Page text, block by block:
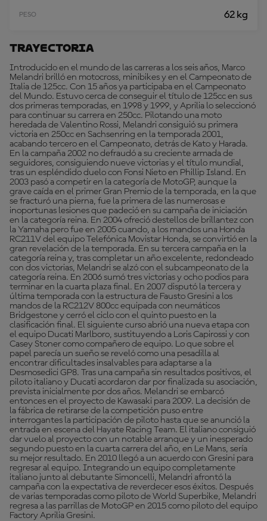
PESO 62 kg
Trayectoria
Introducido en el mundo de las carreras a los seis años, Marco
Melandri brilló en motocross, minibikes y en el Campeonato de
Italia de 125cc. Con 15 años ya participaba en el Campeonato
del Mundo. Estuvo cerca de conseguir el título de 125cc en sus
dos primeras temporadas, en 1998 y 1999, y Aprilia lo seleccionó
para continuar su carrera en 250cc. Pilotando una moto
heredada de Valentino Rossi, Melandri consiguió su primera
victoria en 250cc en Sachsenring en la temporada 2001,
acabando tercero en el Campeonato, detrás de Kato y Harada.
En la campaña 2002 no defraudó a su creciente armada de
seguidores, consiguiendo nueve victorias y el título mundial,
tras un espléndido duelo con Fonsi Nieto en Phillip Island. En
2003 pasó a competir en la categoría de MotoGP, aunque la
grave caída en el primer Gran Premio de la temporada, en la que
se fracturó una pierna, fue la primera de las numerosas e
inoportunas lesiones que padeció en su campaña de iniciación
en la categoría reina. En 2004 ofreció destellos de brillantez con
la Yamaha pero fue en 2005 cuando, a los mandos una Honda
RC211V del equipo Telefónica Movistar Honda, se convirtió en la
gran revelación de la temporada. En su tercera campaña en la
categoría reina y, tras completar un año excelente, redondeado
con dos victorias, Melandri se alzó con el subcampeonato de la
categoría reina. En 2006 sumó tres victorias y ocho podios para
terminar en la cuarta plaza final. En 2007 disputó la tercera y
última temporada con la estructura de Fausto Gresini a los
mandos de la RC212V 800cc equipada con neumáticos
Bridgestone y cerró el ciclo con el quinto puesto en la
clasificación final. El siguiente curso abrió una nueva etapa con
el equipo Ducati Marlboro, sustituyendo a Loris Capirossi y con
Casey Stoner como compañero de equipo. Lo que sobre el
papel parecía un sueño se reveló como una pesadilla al
encontrar dificultades insalvables para adaptarse a la
Desmosedici GP8. Tras una campaña sin resultados positivos, el
piloto italiano y Ducati acordaron dar por finalizada su asociación,
prevista inicialmente por dos años. Melandri se embarcó
entonces en el proyecto de Kawasaki para 2009. La decisión de
la fábrica de retirarse de la competición puso entre
interrogantes la participación de piloto hasta que se anunció la
entrada en escena del Hayate Racing Team. El italiano consiguió
dar vuelo al proyecto con un notable arranque y un inesperado
segundo puesto en la cuarta carrera del año, en Le Mans, sería
su mejor resultado. En 2010 llegó a un acuerdo con Gresini para
regresar al equipo. Integrando un equipo completamente
italiano junto al debutante Simoncelli, Melandri afrontó la
campaña con la expectativa de reverdecer esos éxitos. Después
de varias temporadas como piloto de World Superbike, Melandri
regresa a las parrillas de MotoGP en 2015 como piloto del equipo
Factory Aprilia Gresini.